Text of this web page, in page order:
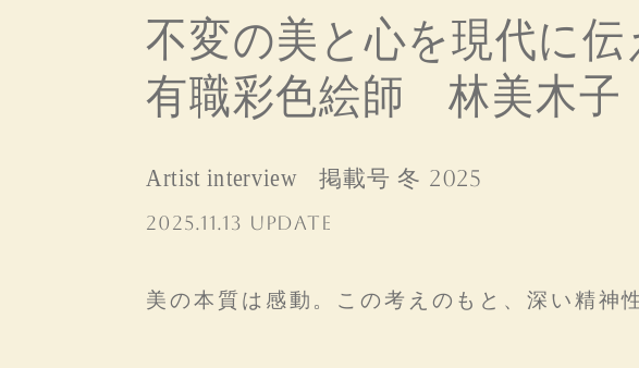
不変の美と心を現代に伝
有職彩色絵師 林美木子
Artist interview 掲載号 冬 2025
2025.11.13 UPDATE
美の本質は感動。この考えのもと、深い精神